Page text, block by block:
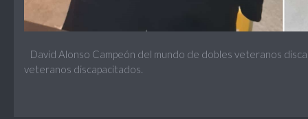
David Alonso Campeón del mundo de dobles veteranos
veteranos discapacitados.